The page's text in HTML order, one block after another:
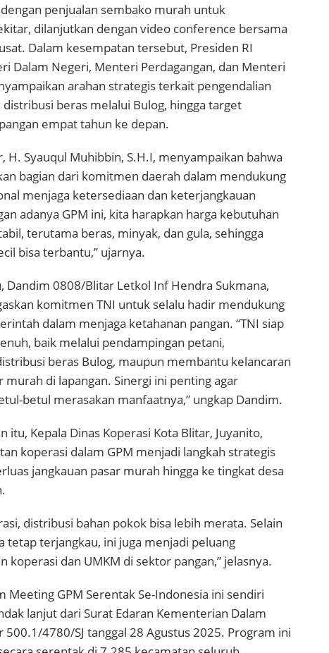
penjualan sembako murah untuk
dilanjutkan dengan video conference bersama
Dalam kesempatan tersebut, Presiden RI
Dalam Negeri, Menteri Perdagangan, dan Menteri
arahan strategis terkait pengendalian
distribusi beras melalui Bulog, hingga target
empat tahun ke depan.
H. Syauqul Muhibbin, S.H.I, menyampaikan bahwa
bagian dari komitmen daerah dalam mendukung
menjaga ketersediaan dan keterjangkauan
adanya GPM ini, kita harapkan harga kebutuhan
terutama beras, minyak, dan gula, sehingga
bisa terbantu,” ujarnya.
Dandim 0808/Blitar Letkol Inf Hendra Sukmana,
komitmen TNI untuk selalu hadir mendukung
dalam menjaga ketahanan pangan. “TNI siap
baik melalui pendampingan petani,
beras Bulog, maupun membantu kelancaran
murah di lapangan. Sinergi ini penting agar
betul merasakan manfaatnya,” ungkap Dandim.
itu, Kepala Dinas Koperasi Kota Blitar, Juyanito,
koperasi dalam GPM menjadi langkah strategis
jangkauan pasar murah hingga ke tingkat desa
distribusi bahan pokok bisa lebih merata. Selain
tetap terjangkau, ini juga menjadi peluang
koperasi dan UMKM di sektor pangan,” jelasnya.
Meeting GPM Serentak Se-Indonesia ini sendiri
lanjut dari Surat Edaran Kementerian Dalam
4780/SJ tanggal 28 Agustus 2025. Program ini